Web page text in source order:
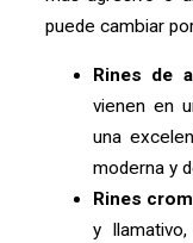
puede cambiar
Rines de
vienen en
una
moderna y
Rines
y